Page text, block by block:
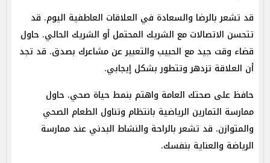
قد تشعر بالرضا والسعادة في العلاقات العاطفية اليوم. قد
تتحسن الاتصالات مع الشريك المحتمل أو الشريك الحالي. حاول
قضاء وقت جيد مع الحبيب والتعبير عن مشاعرك بصدق. قد تجد
أن العلاقة تزدهر وتتطور بشكل إيجابي.
حافظ على صحتك العامة واهتم بنمط حياة صحي. حاول
ممارسة التمارين الرياضية بانتظام وتناول الطعام الصحي
والمتوازن. قد تشعر بالراحة والنشاط البدني عند ممارسة
الرياضة والعناية بنفسك.